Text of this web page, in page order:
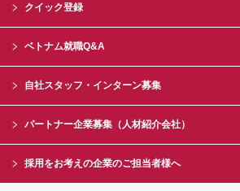
クイック登録
ベトナム就職Q&A
自社スタッフ・インターン募集
パートナー企業募集（人材紹介会社）
採用をお考えの企業のご担当者様へ